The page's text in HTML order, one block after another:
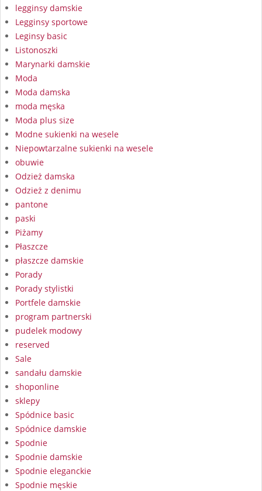
legginsy damskie
Legginsy sportowe
Leginsy basic
Listonoszki
Marynarki damskie
Moda
Moda damska
moda męska
Moda plus size
Modne sukienki na wesele
Niepowtarzalne sukienki na wesele
obuwie
Odzież damska
Odzież z denimu
pantone
paski
Piżamy
Płaszcze
płaszcze damskie
Porady
Porady stylistki
Portfele damskie
program partnerski
pudelek modowy
reserved
Sale
sandału damskie
shoponline
sklepy
Spódnice basic
Spódnice damskie
Spodnie
Spodnie damskie
Spodnie eleganckie
Spodnie męskie